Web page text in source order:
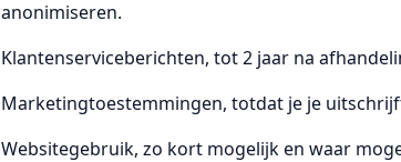
anonimiseren.
Klantenserviceberichten, tot 2 jaar na
Marketingtoestemmingen, totdat je je
Websitegebruik, zo kort mogelijk en waar